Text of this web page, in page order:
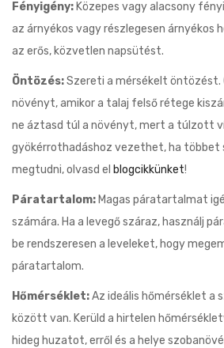
Fényigény: Közepes vagy alacsony
az árnyékos vagy részlegesen árnyékos
az erős, közvetlen napsütést.
Öntözés:Szereti a mérsékelt öntözést.
növényt, amikor a talaj felső rétege
ne áztasd túl a növényt, mert a túlzott
gyökérrothadáshoz vezethet, ha többet
megtudni, olvasd el blogcikkünket!
Páratartalom: Magas páratartalmat
számára. Ha a levegő száraz, használj
be rendszeresen a leveleket, hogy
páratartalom.
Hőmérséklet:Az ideális hőmérséklet a
között van. Kerüld a hirtelen
hideg huzatot, erről és a helye